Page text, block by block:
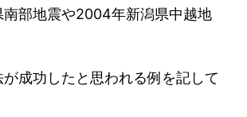
南部地震や2004年新潟県中越地
成功したと思われる例を記して